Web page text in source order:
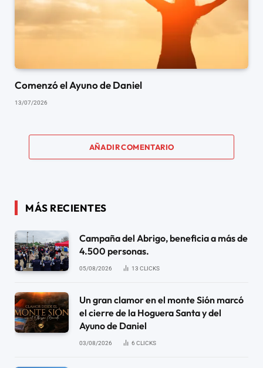
Comenzó el Ayuno de Daniel
13/07/2026
AÑADIR COMENTARIO
MÁS RECIENTES
Campaña del Abrigo, beneficia a más de
4.500 personas.
05/08/2026 13 CLICKS
Un gran clamor en el monte Sión marcó
el cierre de la Hoguera Santa y del
Ayuno de Daniel
03/08/2026 6 CLICKS